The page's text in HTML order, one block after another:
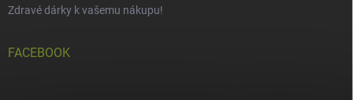
Zdravé dárky k vašemu nákupu!
FACEBOOK